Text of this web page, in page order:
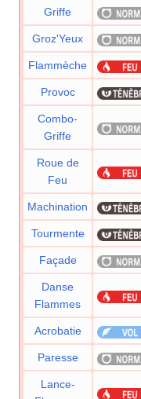
Griffe
Groz'Yeux
Flammèche
Provoc
Combo-
Griffe
Roue de
Feu
Machination
Tourmente
Façade
Danse
Flammes
Acrobatie
Paresse
Lance-